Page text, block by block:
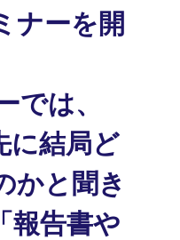
ナーを開
は、
に結局ど
かと聞き
報告書や